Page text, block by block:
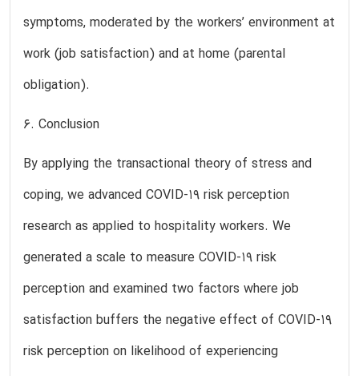
symptoms, moderated by the workers’ environment at
work (job satisfaction) and at home (parental
obligation).
6. Conclusion
By applying the transactional theory of stress and
coping, we advanced COVID-19 risk perception
research as applied to hospitality workers. We
generated a scale to measure COVID-19 risk
perception and examined two factors where job
satisfaction buffers the negative effect of COVID-19
risk perception on likelihood of experiencing